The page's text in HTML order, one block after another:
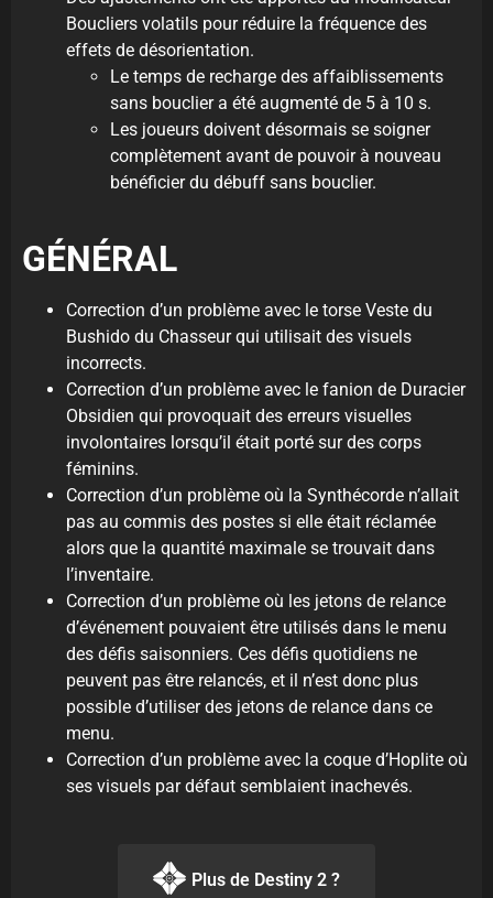
Boucliers volatils pour réduire la fréquence des
effets de désorientation.
Le temps de recharge des affaiblissements
sans bouclier a été augmenté de 5 à 10 s.
Les joueurs doivent désormais se soigner
complètement avant de pouvoir à nouveau
bénéficier du débuff sans bouclier.
GÉNÉRAL
Correction d’un problème avec le torse Veste du
Bushido du Chasseur qui utilisait des visuels
incorrects.
Correction d’un problème avec le fanion de Duracier
Obsidien qui provoquait des erreurs visuelles
involontaires lorsqu’il était porté sur des corps
féminins.
Correction d’un problème où la Synthécorde n’allait
pas au commis des postes si elle était réclamée
alors que la quantité maximale se trouvait dans
l’inventaire.
Correction d’un problème où les jetons de relance
d’événement pouvaient être utilisés dans le menu
des défis saisonniers. Ces défis quotidiens ne
peuvent pas être relancés, et il n’est donc plus
possible d’utiliser des jetons de relance dans ce
menu.
Correction d’un problème avec la coque d’Hoplite où
ses visuels par défaut semblaient inachevés.
Plus de Destiny 2 ?